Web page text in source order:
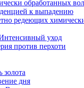
обработанных
к выпадению
редеющих
уход
против перхоти
золота
дня